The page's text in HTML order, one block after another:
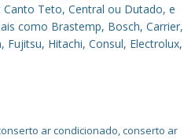
Teto, Central ou Dutado, e
como Brastemp, Bosch, Carrier,
Fujitsu, Hitachi, Consul, Electrolux,
ar condicionado,conserto ar